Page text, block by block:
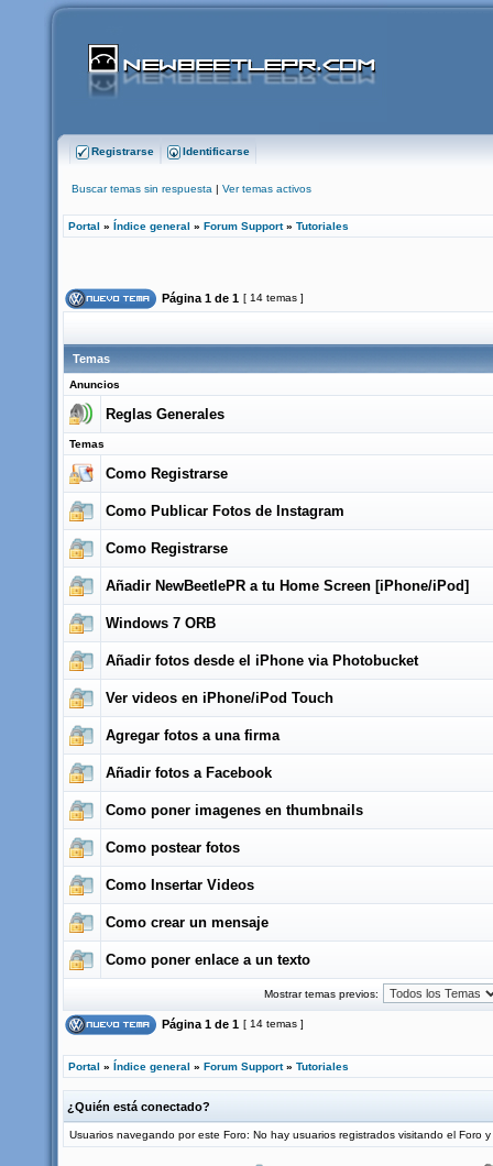
Registrarse Identificarse
Buscar temas sin respuesta | Ver temas activos
Portal » Índice general » Forum Support» Tutoriales
Página 1 de 1 [ 14 temas ]
Temas
Anuncios
Reglas Generales
Temas
Como Registrarse
Como Publicar Fotos de Instagram
Como Registrarse
Añadir NewBeetlePR a tu Home Screen [iPhone/iPod]
Windows 7 ORB
Añadir fotos desde el iPhone via Photobucket
Ver videos en iPhone/iPod Touch
Agregar fotos a una firma
Añadir fotos a Facebook
Como poner imagenes en thumbnails
Como postear fotos
Como Insertar Videos
Como crear un mensaje
Como poner enlace a un texto
Mostrar temas previos:
Página 1 de 1 [ 14 temas ]
Portal » Índice general » Forum Support» Tutoriales
¿Quién está conectado?
Usuarios navegando por este Foro: No hay usuarios registrados visitando el Foro